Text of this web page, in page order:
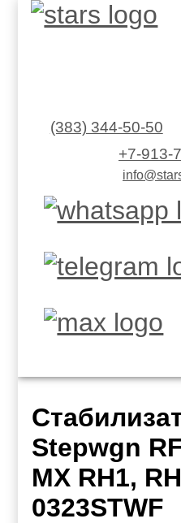
(383) 344-50-50
+7-913-
Stepwgn
MX RH1,
0323STWF